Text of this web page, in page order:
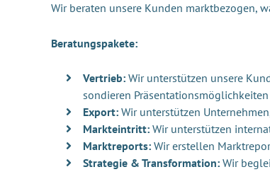
Wir beraten unsere Kunden marktbezogen,
Beratungspakete:
Vertrieb: Wir unterstützen unsere
sondieren
Export: Wir unterstützen
Markteintritt: Wir unterstützen
Marktreports: Wir erstellen
Strategie & Transformation: Wir